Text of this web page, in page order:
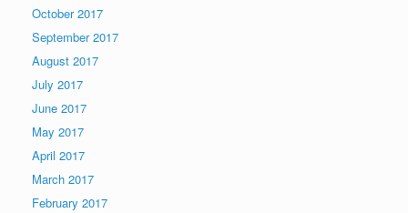
October 2017
September 2017
August 2017
July 2017
June 2017
May 2017
April 2017
March 2017
February 2017